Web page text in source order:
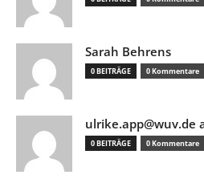
Sarah Behrens
0 BEITRÄGE 0 Kommentare
ulrike.app@wuv.de
0 BEITRÄGE 0 Kommentare